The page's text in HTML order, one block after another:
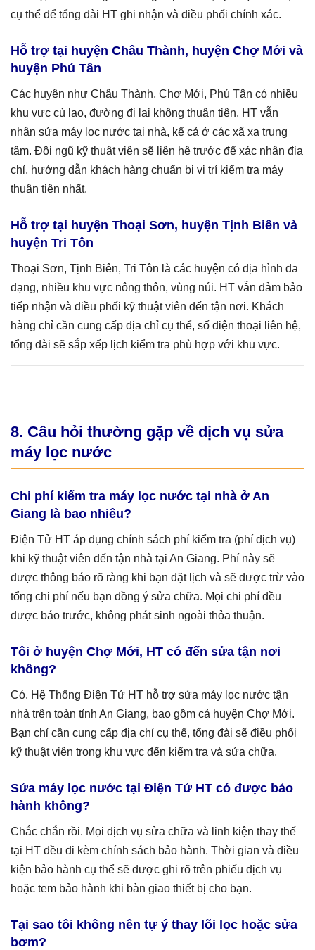
cụ thể để tổng đài HT ghi nhận và điều phối chính xác.
Hỗ trợ tại huyện Châu Thành, huyện Chợ Mới và
huyện Phú Tân
Các huyện như Châu Thành, Chợ Mới, Phú Tân có nhiều
khu vực cù lao, đường đi lại không thuận tiện. HT vẫn
nhận sửa máy lọc nước tại nhà, kể cả ở các xã xa trung
tâm. Đội ngũ kỹ thuật viên sẽ liên hệ trước để xác nhận địa
chỉ, hướng dẫn khách hàng chuẩn bị vị trí kiểm tra máy
thuận tiện nhất.
Hỗ trợ tại huyện Thoại Sơn, huyện Tịnh Biên và
huyện Tri Tôn
Thoại Sơn, Tịnh Biên, Tri Tôn là các huyện có địa hình đa
dạng, nhiều khu vực nông thôn, vùng núi. HT vẫn đảm bảo
tiếp nhận và điều phối kỹ thuật viên đến tận nơi. Khách
hàng chỉ cần cung cấp địa chỉ cụ thể, số điện thoại liên hệ,
tổng đài sẽ sắp xếp lịch kiểm tra phù hợp với khu vực.
8. Câu hỏi thường gặp về dịch vụ sửa
máy lọc nước
Chi phí kiểm tra máy lọc nước tại nhà ở An
Giang là bao nhiêu?
Điện Tử HT áp dụng chính sách phí kiểm tra (phí dịch vụ)
khi kỹ thuật viên đến tận nhà tại An Giang. Phí này sẽ
được thông báo rõ ràng khi bạn đặt lịch và sẽ được trừ vào
tổng chi phí nếu bạn đồng ý sửa chữa. Mọi chi phí đều
được báo trước, không phát sinh ngoài thỏa thuận.
Tôi ở huyện Chợ Mới, HT có đến sửa tận nơi
không?
Có. Hệ Thống Điện Tử HT hỗ trợ sửa máy lọc nước tận
nhà trên toàn tỉnh An Giang, bao gồm cả huyện Chợ Mới.
Bạn chỉ cần cung cấp địa chỉ cụ thể, tổng đài sẽ điều phối
kỹ thuật viên trong khu vực đến kiểm tra và sửa chữa.
Sửa máy lọc nước tại Điện Tử HT có được bảo
hành không?
Chắc chắn rồi. Mọi dịch vụ sửa chữa và linh kiện thay thế
tại HT đều đi kèm chính sách bảo hành. Thời gian và điều
kiện bảo hành cụ thể sẽ được ghi rõ trên phiếu dịch vụ
hoặc tem bảo hành khi bàn giao thiết bị cho bạn.
Tại sao tôi không nên tự ý thay lõi lọc hoặc sửa
bơm?